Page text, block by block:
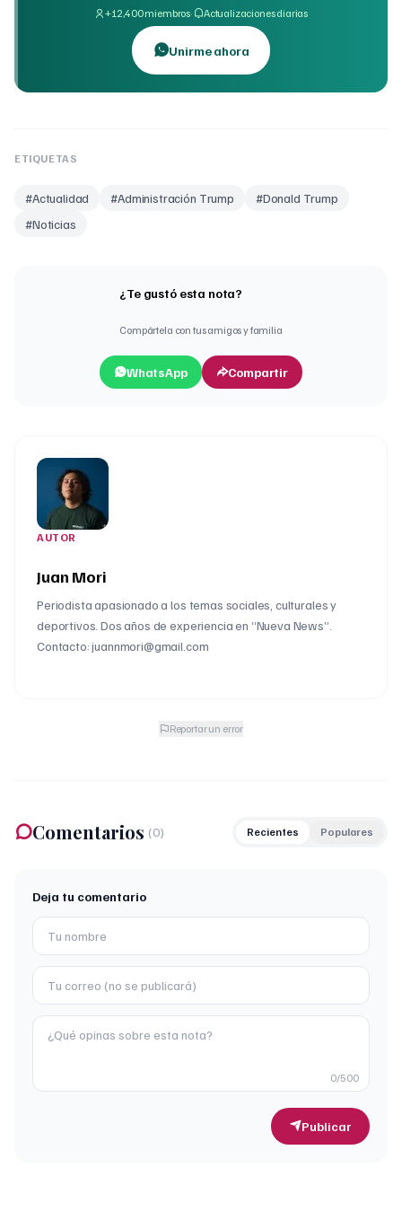
+12,400 miembros· Actualizaciones diarias
Unirme ahora
ETIQUETAS
#Actualidad #Administración Trump #Donald Trump
#Noticias
¿Te gustó esta nota?
Compártela con tus amigos y familia
WhatsApp Compartir
AUTOR
Juan Mori
Periodista apasionado a los temas sociales, culturales y
deportivos. Dos años de experiencia en “Nueva News”.
Contacto: juannmori@gmail.com
Reportar un error
Comentarios (0) Recientes Populares
Deja tu comentario
0/500
Publicar